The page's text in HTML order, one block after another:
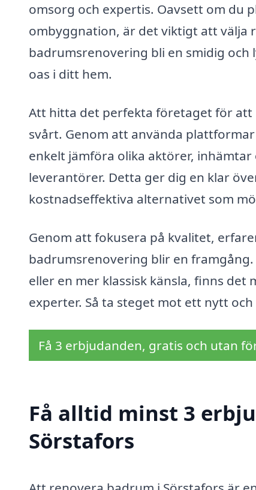
omsorg och expertis. Oavsett om du
ombyggnation, är det viktigt att
badrumsrenovering bli en smidig och
oas i ditt hem.
Att hitta det perfekta företaget för att
svårt. Genom att använda
enkelt jämföra olika aktörer,
leverantörer. Detta ger dig en klar
kostnadseffektiva alternativet som
Genom att fokusera på kvalitet,
badrumsrenovering blir en
eller en mer klassisk känsla, finns
experter. Så ta steget mot ett nytt
Få 3 erbjudanden, gratis och utan
Få alltid minst 3
Sörstafors